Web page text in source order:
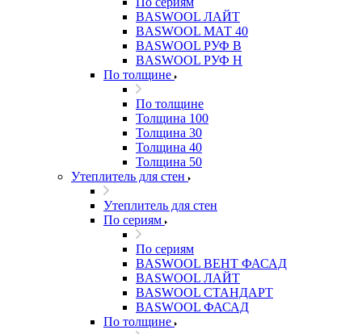
BASWOOL ЛАЙТ
BASWOOL МАТ 40
BASWOOL РУФ В
BASWOOL РУФ Н
По толщине
По толщине
Толщина 100
Толщина 30
Толщина 40
Толщина 50
Утеплитель для стен
Утеплитель для стен
По сериям
По сериям
BASWOOL ВЕНТ ФАСАД
BASWOOL ЛАЙТ
BASWOOL СТАНДАРТ
BASWOOL ФАСАД
По толщине